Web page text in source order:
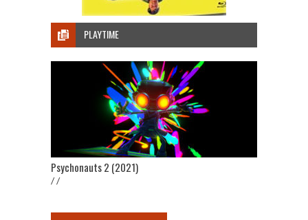
PLAYTIME
Psychonauts 2 (2021)
/ /